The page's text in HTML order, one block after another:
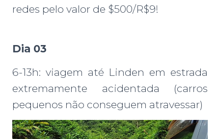
redes pelo valor de $500/R$9!
Dia 03
6-13h: viagem até Linden em estrada
extremamente acidentada (carros
pequenos não conseguem atravessar)